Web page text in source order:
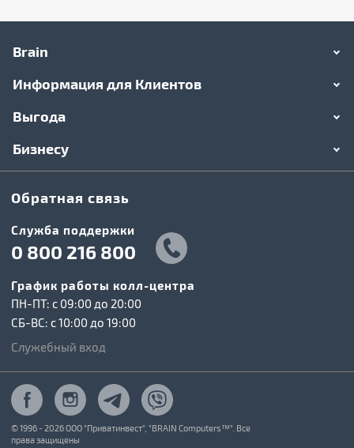
Brain
Информация для Клиентов
Выгода
Бизнесу
Обратная связь
Служба поддержки
0 800 216 800
График работы колл-центра
ПН-ПТ: c 09:00 до 20:00
СБ-ВС: c 10:00 до 19:00
Служебный вход
© 1996 - 2026 ООО "Приватинвест", "BRAIN Computers™". Все
права защищены